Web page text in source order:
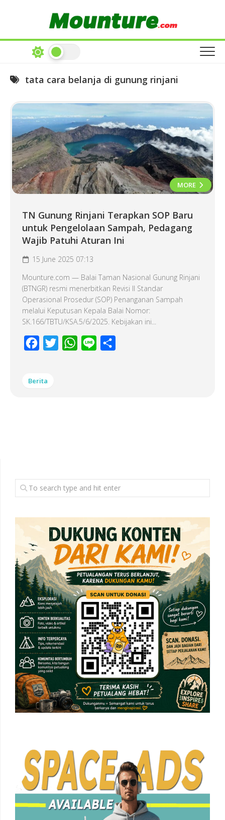
tata cara belanja di gunung rinjani
MORE
TN Gunung Rinjani Terapkan SOP Baru
untuk Pengelolaan Sampah, Pedagang
Wajib Patuhi Aturan Ini
15 June 2025 07:13
Mounture.com — Balai Taman Nasional Gunung Rinjani
(BTNGR) resmi menerbitkan Revisi II Standar
Operasional Prosedur (SOP) Penanganan Sampah
melalui Keputusan Kepala Balai Nomor:
SK.166/TBTU/KSA.5/6/2025. Kebijakan ini...
Facebook
Twitter WhatsApp
Line
Berita